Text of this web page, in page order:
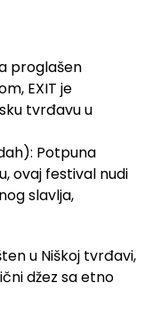
proglašen
EXIT je
tvrđavu u
Potpuna
ovaj festival nudi
slavlja,
u Niškoj tvrđavi,
džez sa etno